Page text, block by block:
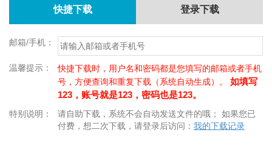
快捷下载 登录下载
邮箱/手机：
温馨提示：
快捷下载时，用户名和密码都是您填写的邮箱或者手机
号，方便查询和重复下载（系统自动生成）。 如填写
123，账号就是123，密码也是123。
特别说明：
请自助下载，系统不会自动发送文件的哦； 如果您已
付费，想二次下载，请登录后访问： 我的下载记录